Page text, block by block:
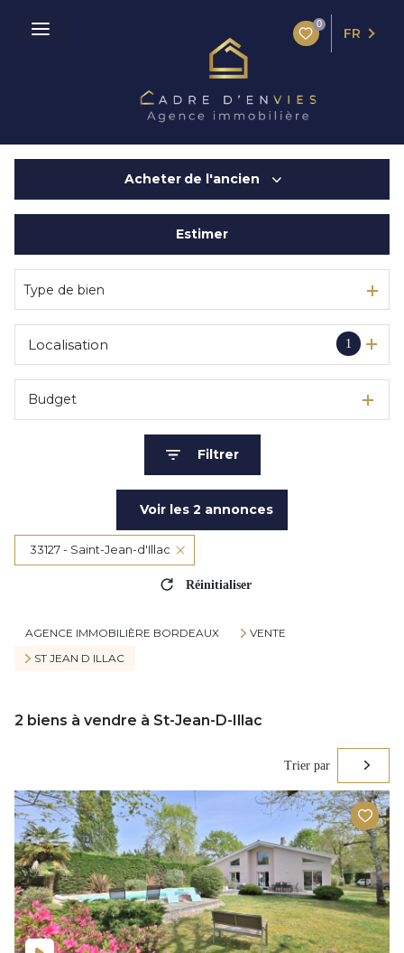
0
FR
Acheter de l'ancien
De l'immo pro
Estimer
Type de bien
1
Localisation
Budget
Filtrer
Voir les 2 annonces
33127 - Saint-Jean-d'Illac
Réinitialiser
AGENCE IMMOBILIÈRE BORDEAUX
VENTE
ST JEAN D ILLAC
2 biens à vendre à St-Jean-D-Illac
Trier par